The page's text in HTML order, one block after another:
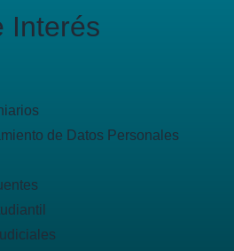
Interés
de Datos Personales